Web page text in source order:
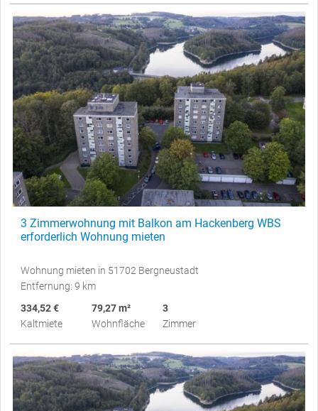
3 Zimmerwohnung mit Balkon am Hackenberg WBS
erforderlich Wohnung mieten
Wohnung mieten in 51702 Bergneustadt
Entfernung: 9 km
334,52 €
Kaltmiete
79,27 m²
Wohnfläche
3
Zimmer